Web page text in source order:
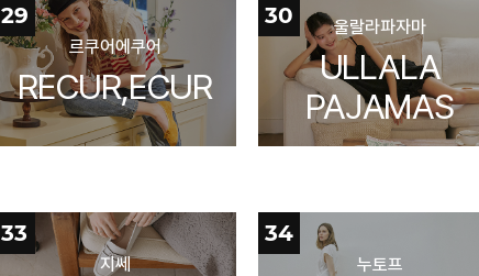
29
르쿠어에쿠어
RECUR,ECUR
30 울랄라파자마
ULLALA
PAJAMAS
33
지쎄
34
누토프